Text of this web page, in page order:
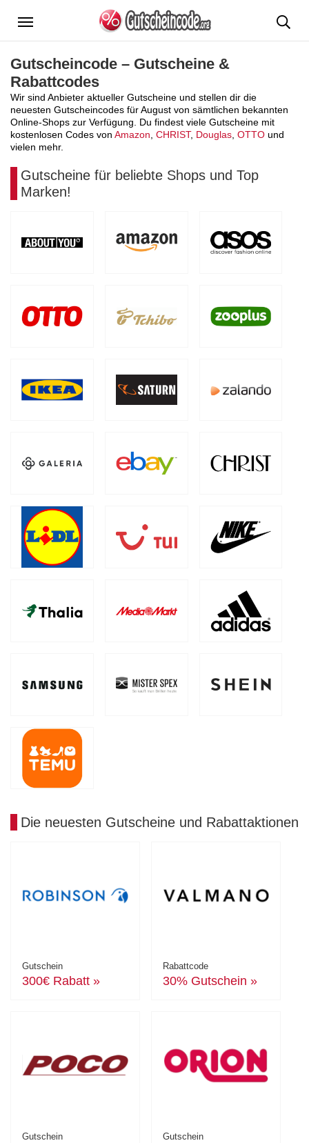
Menü
Gutscheincode – Gutscheine &
Rabattcodes
Wir sind Anbieter aktueller Gutscheine und stellen dir die
neuesten Gutscheincodes für August von sämtlichen bekannten
Online-Shops zur Verfügung. Du findest viele Gutscheine mit
kostenlosen Codes von Amazon CHRIST, Douglas OTTO und
vielen mehr.
Gutscheine für beliebte Shops und Top
Marken!
Die neuesten Gutscheine und Rabattaktionen
Gutschein
300€ Rabatt »
Rabattcode
30% Gutschein »
Gutschein Gutschein